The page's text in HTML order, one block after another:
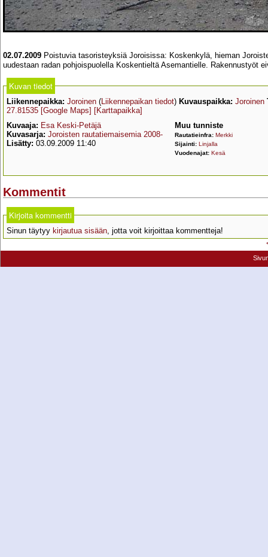
02.07.2009 Poistuvia tasoristeyksiä Joroisissa: Koskenkylä, hieman
uudestaan radan pohjoispuolella Koskentieltä Asemantielle. Rakennustyöt
Kuvan tiedot
Liikennepaikka: Joroinen (Liikennepaikan tiedot) Kuvauspaikka: Joroinen
27.81535 [Google Maps] [Karttapaikka]
Kuvaaja: Esa Keski-Petäjä
Kuvasarja: Joroisten rautatiemaisemia 2008-
Lisätty: 03.09.2009 11:40
Muu tunniste
Rautatieinfra: Merkki
Sijainti: Linjalla
Vuodenajat: Kesä
Kommentit
Kirjoita kommentti
Sinun täytyy kirjautua sisään, jotta voit kirjoittaa kommentteja!